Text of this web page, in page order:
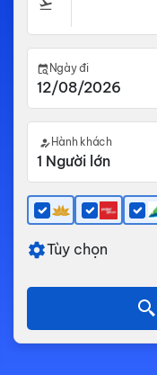
Ngày đi
Hành khách
Tùy chọn